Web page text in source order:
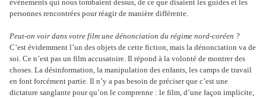
événements qui nous tombaient dessus, de ce que disaient les guides et les
personnes rencontrées pour réagir de manière différente.
Peut-on voir dans votre film une dénonciation du régime nord-coréen ?
C’est évidemment l’un des objets de cette fiction, mais la dénonciation va de
soi. Ce n’est pas un film accusatoire. Il répond à la volonté de montrer des
choses. La désinformation, la manipulation des enfants, les camps de travail
en font forcément partie. Il n’y a pas besoin de préciser que c’est une
dictature sanglante pour qu’on le comprenne : le film, d’une façon implicite,